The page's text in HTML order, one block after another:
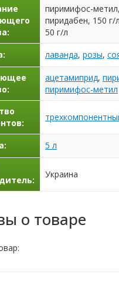
пиримифос-
пиридабен, 150
50 г/л
лаванда, розы,
ацетамиприд,
пиримифос-метил
5 л
Украина
о товаре